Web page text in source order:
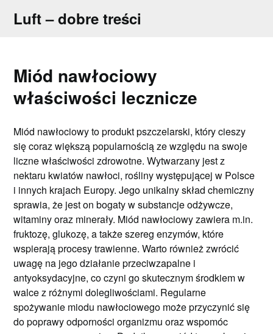
Luft – dobre treści
Miód nawłociowy
właściwości lecznicze
Miód nawłociowy to produkt pszczelarski, który cieszy
się coraz większą popularnością ze względu na swoje
liczne właściwości zdrowotne. Wytwarzany jest z
nektaru kwiatów nawłoci, rośliny występującej w Polsce
i innych krajach Europy. Jego unikalny skład chemiczny
sprawia, że jest on bogaty w substancje odżywcze,
witaminy oraz minerały. Miód nawłociowy zawiera m.in.
fruktozę, glukozę, a także szereg enzymów, które
wspierają procesy trawienne. Warto również zwrócić
uwagę na jego działanie przeciwzapalne i
antyoksydacyjne, co czyni go skutecznym środkiem w
walce z różnymi dolegliwościami. Regularne
spożywanie miodu nawłociowego może przyczynić się
do poprawy odporności organizmu oraz wspomóc